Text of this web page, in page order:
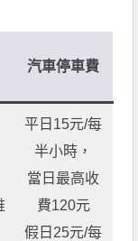
汽車停車費
平日15元/每
半小時，
當日最高收
費120元
假日25元/每